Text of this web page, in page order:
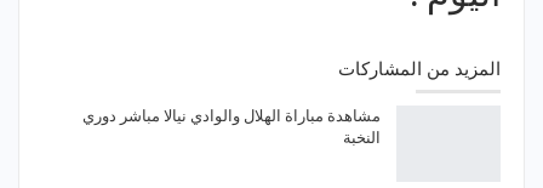
المزيد من المشاركات
مشاهدة مباراة الهلال والوادي نيالا مباشر دوري
النخبة